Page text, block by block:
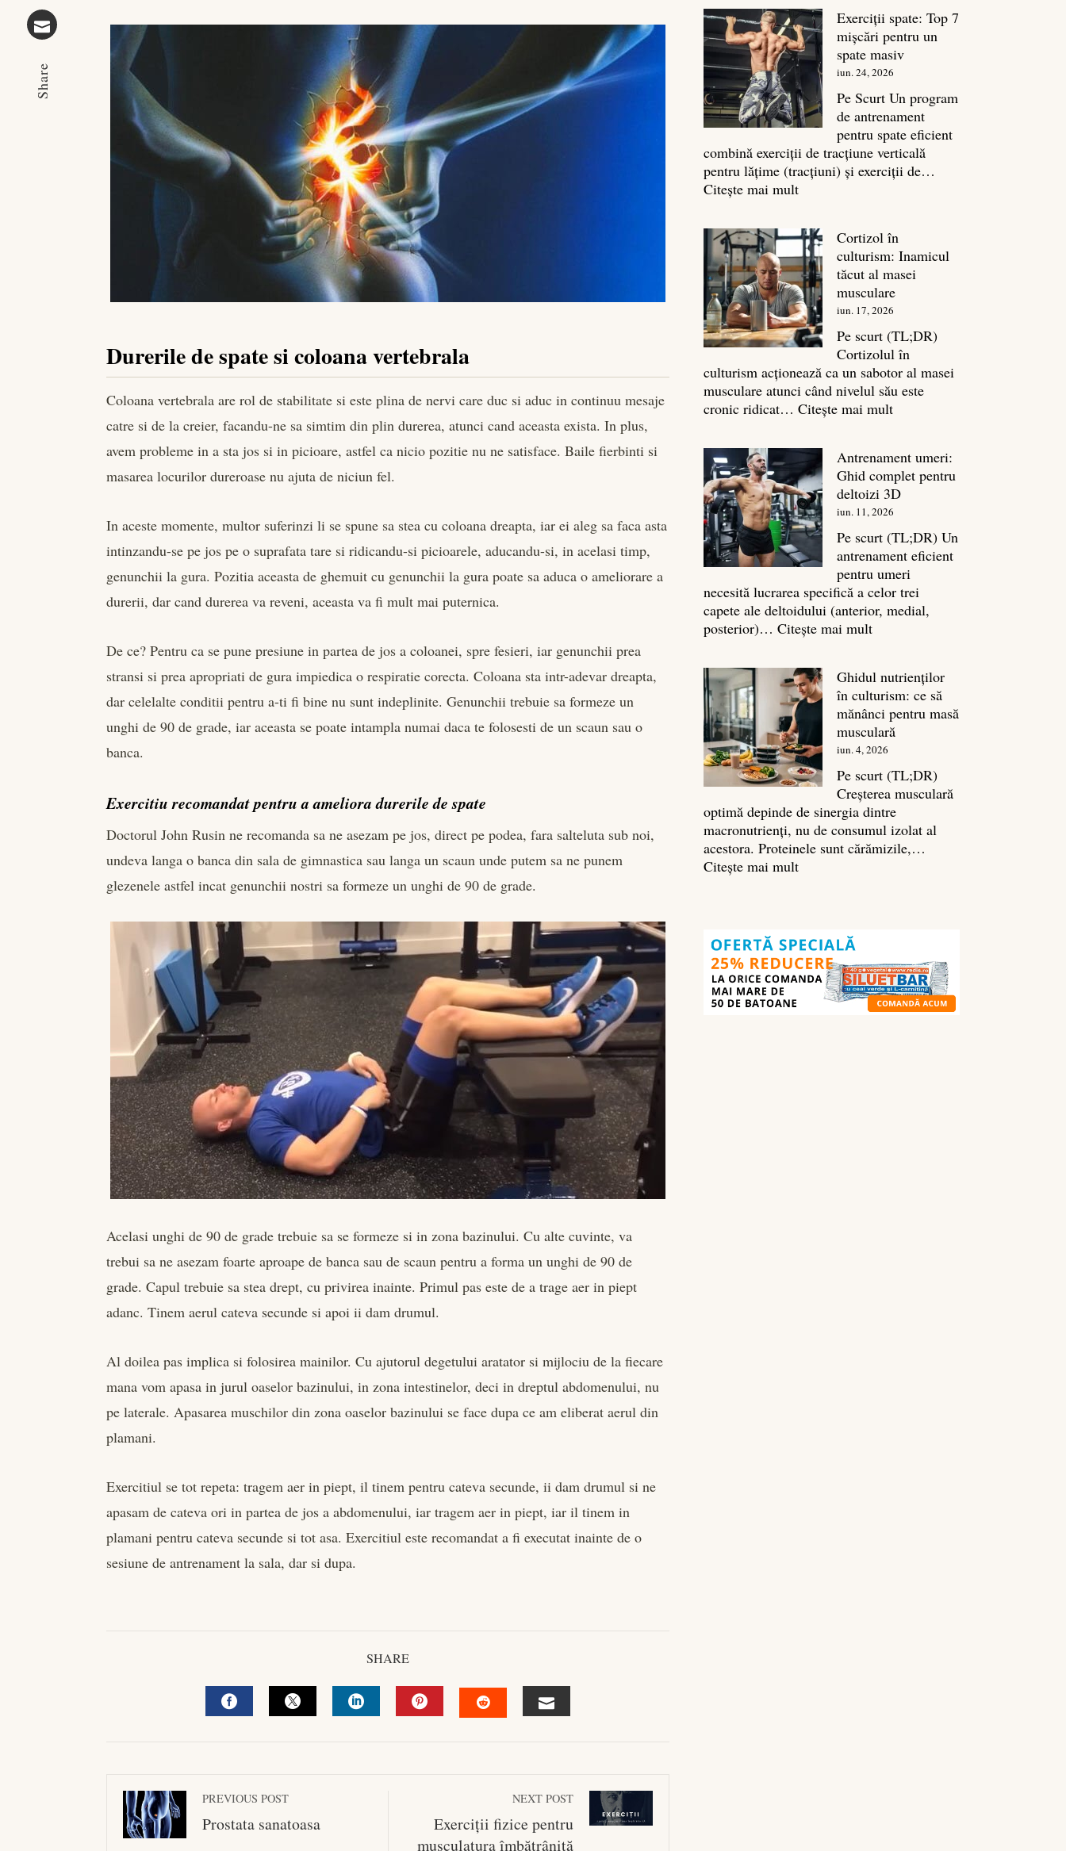
Stumbleupon
Share
Durerile de spate si coloana vertebrala
Coloana vertebrala are rol de stabilitate si este plina de nervi care duc si aduc in continuu mesaje
catre si de la creier, facandu-ne sa simtim din plin durerea, atunci cand aceasta exista. In plus,
avem probleme in a sta jos si in picioare, astfel ca nicio pozitie nu ne satisface. Baile fierbinti si
masarea locurilor dureroase nu ajuta de niciun fel.
In aceste momente, multor suferinzi li se spune sa stea cu coloana dreapta, iar ei aleg sa faca asta
intinzandu-se pe jos pe o suprafata tare si ridicandu-si picioarele, aducandu-si, in acelasi timp,
genunchii la gura. Pozitia aceasta de ghemuit cu genunchii la gura poate sa aduca o ameliorare a
durerii, dar cand durerea va reveni, aceasta va fi mult mai puternica.
De ce? Pentru ca se pune presiune in partea de jos a coloanei, spre fesieri, iar genunchii prea
stransi si prea apropriati de gura impiedica o respiratie corecta. Coloana sta intr-adevar dreapta,
dar celelalte conditii pentru a-ti fi bine nu sunt indeplinite. Genunchii trebuie sa formeze un
unghi de 90 de grade, iar aceasta se poate intampla numai daca te folosesti de un scaun sau o
banca.
Exercitiu recomandat pentru a ameliora durerile de spate
Doctorul John Rusin ne recomanda sa ne asezam pe jos, direct pe podea, fara salteluta sub noi,
undeva langa o banca din sala de gimnastica sau langa un scaun unde putem sa ne punem
glezenele astfel incat genunchii nostri sa formeze un unghi de 90 de grade.
Acelasi unghi de 90 de grade trebuie sa se formeze si in zona bazinului. Cu alte cuvinte, va
trebui sa ne asezam foarte aproape de banca sau de scaun pentru a forma un unghi de 90 de
grade. Capul trebuie sa stea drept, cu privirea inainte. Primul pas este de a trage aer in piept
adanc. Tinem aerul cateva secunde si apoi ii dam drumul.
Al doilea pas implica si folosirea mainilor. Cu ajutorul degetului aratator si mijlociu de la fiecare
mana vom apasa in jurul oaselor bazinului, in zona intestinelor, deci in dreptul abdomenului, nu
pe laterale. Apasarea muschilor din zona oaselor bazinului se face dupa ce am eliberat aerul din
plamani.
Exercitiul se tot repeta: tragem aer in piept, il tinem pentru cateva secunde, ii dam drumul si ne
apasam de cateva ori in partea de jos a abdomenului, iar tragem aer in piept, iar il tinem in
plamani pentru cateva secunde si tot asa. Exercitiul este recomandat a fi executat inainte de o
sesiune de antrenament la sala, dar si dupa.
SHARE
PREVIOUS POST
Prostata sanatoasa
NEXT POST
Exerciții fizice pentru
musculatura îmbătrânită
ce
sa
masa
Exerciții spate: Top 7
mișcări pentru un
spate masiv
iun. 24, 2026
Pe Scurt Un program
de antrenament
pentru spate eficient
combină exerciții de tracțiune verticală
pentru lățime (tracțiuni) și exerciții de…
Citește mai mult:
spate:
Top
7
mișcări
pentru
un
spate
masiv
Cortizol în
culturism: Inamicul
tăcut al masei
musculare
iun. 17, 2026
Pe scurt (TL;DR)
Cortizolul în
culturism acționează ca un sabotor al masei
musculare atunci când nivelul său este
cronic ridicat…Citește mai mult:
culturism:
Inamicul
tăcut
al
masei
musculare
Antrenament umeri:
Ghid complet pentru
deltoizi 3D
iun. 11, 2026
Pe scurt (TL;DR) Un
antrenament eficient
pentru umeri
necesită lucrarea specifică a celor trei
capete ale deltoidului (anterior, medial,
posterior)…Citește mai mult:
Ghid
complet
pentru
deltoizi
3D
Ghidul nutrienților
în culturism: ce să
mănânci pentru masă
musculară
iun. 4, 2026
Pe scurt (TL;DR)
Creșterea musculară
optimă depinde de sinergia dintre
macronutrienți, nu de consumul izolat al
acestora. Proteinele sunt cărămizile,…
Citește mai mult:
culturism:
ce
să
mănânci